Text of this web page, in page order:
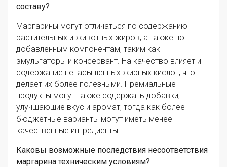
составу?
Маргарины могут отличаться по содержанию
растительных и животных жиров, а также по
добавленным компонентам, таким как
эмульгаторы и консервант. На качество влияет и
содержание ненасыщенных жирных кислот, что
делает их более полезными. Премиальные
продукты могут также содержать добавки,
улучшающие вкус и аромат, тогда как более
бюджетные варианты могут иметь менее
качественные ингредиенты.
Каковы возможные последствия несоответствия
маргарина техническим условиям?